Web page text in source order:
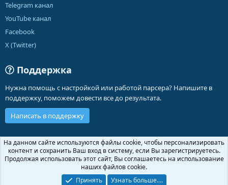
Telegram канал
YouTube канал
Facebook
X (Twitter)
Поддержка
Нужна помощь с настройкой или работой парсера? Напишите в
поддержку, поможем довести все до результата.
Написать в поддержку
Russian (RU)
Обратная связь
Условия и правила
Политика конфиденциальности
Помощь
Community platform by XenForo ® © 2010-2026 XenForo Ltd.
На данном сайте используются файлы cookie, чтобы персонализировать
контент и сохранить Ваш вход в систему, если Вы зарегистрируетесь.
Продолжая использовать этот сайт, Вы соглашаетесь на использование
наших файлов cookie.
Принять
Узнать больше.…